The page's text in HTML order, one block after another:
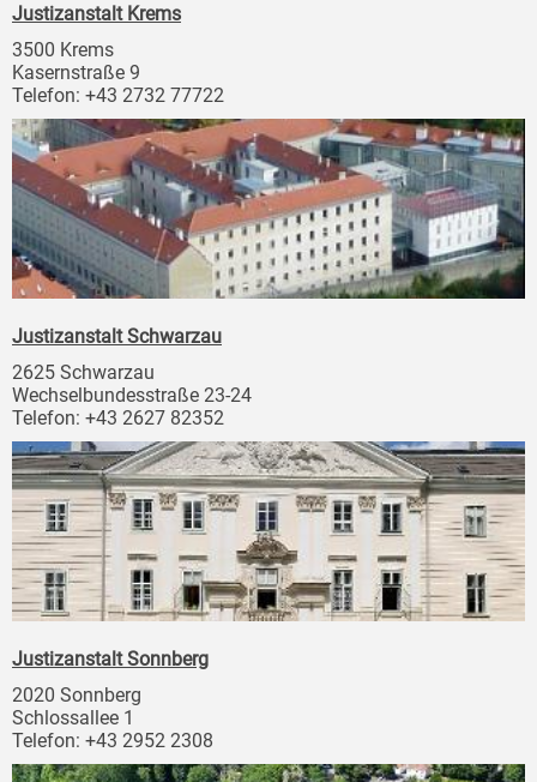
Justizanstalt Krems
3500 Krems
Kasernstraße 9
Telefon: +43 2732 77722
Justizanstalt Schwarzau
2625 Schwarzau
Wechselbundesstraße 23-24
Telefon: +43 2627 82352
Justizanstalt Sonnberg
2020 Sonnberg
Schlossallee 1
Telefon: +43 2952 2308